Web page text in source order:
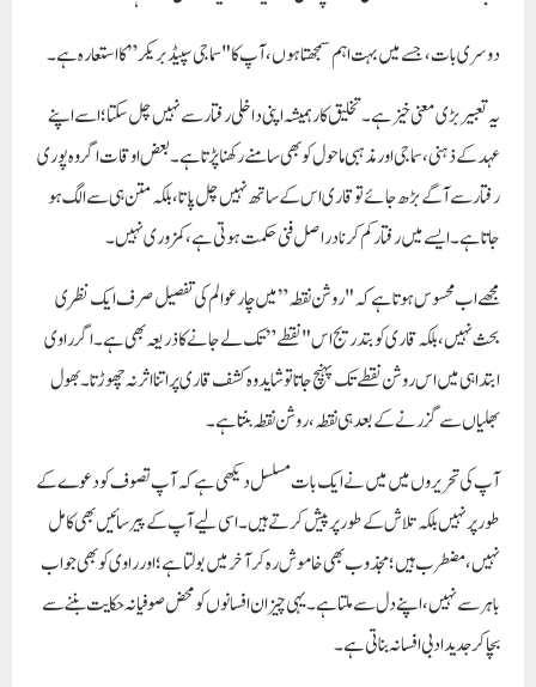
دوسری بات، جسے میں بہت اہم سمجھتا ہوں، آپ کا"سماجی سپیڈ بریکر”کا استعارہ ہے۔
یہ تعبیر بڑی معنی خیز ہے۔ تخلیق کار ہمیشہ اپنی داخلی رفتار سے نہیں چل سکتا؛ اسے اپنے
عہد کے ذہنی، سماجی اور مذہبی ماحول کو بھی سامنے رکھنا پڑتا ہے۔ بعض اوقات اگر وہ پوری
رفتار سے آگے بڑھ جائے تو قاری اس کے ساتھ نہیں چل پاتا، بلکہ متن ہی سے الگ ہو
جاتا ہے۔ ایسے میں رفتار کم کرنا دراصلفنی حکمتہوتی ہے، کمزوری نہیں۔
مجھے اب محسوس ہوتا ہے کہ "روشن نقطہ” میں چار عوالم کی تفصیل صرف ایک نظری
بحث نہیں، بلکہ قاری کو بتدریج اس "نقطے” تک لے جانے کا ذریعہ بھی ہے۔ اگر راوی
ابتدا ہی میں اس روشن نقطے تک پہنچ جاتا تو شاید وہ کشف قاری پر اتنا اثر نہ چھوڑتا۔ بھول
بھلیاں سے گزرنے کے بعد ہی نقطہ،روشن نقطہبنتا ہے۔
آپ کی تحریروں میں میں نے ایک بات مسلسل دیکھی ہے کہ آپ تصوف کودعوےکے
طور پر نہیں بلکہتلاشکے طور پر پیش کرتے ہیں۔ اسی لیے آپ کے پیرسائیں بھی کامل
نہیں، مضطرب ہیں؛ مجذوب بھی خاموش رہ کر آخر میں بولتا ہے؛ اور راوی کو بھی جواب
باہر سے نہیں، اپنے دل سے ملتا ہے۔ یہی چیز ان افسانوں کو محض صوفیانہ حکایت بننے سے
بچا کر جدید ادبی افسانہ بناتی ہے۔